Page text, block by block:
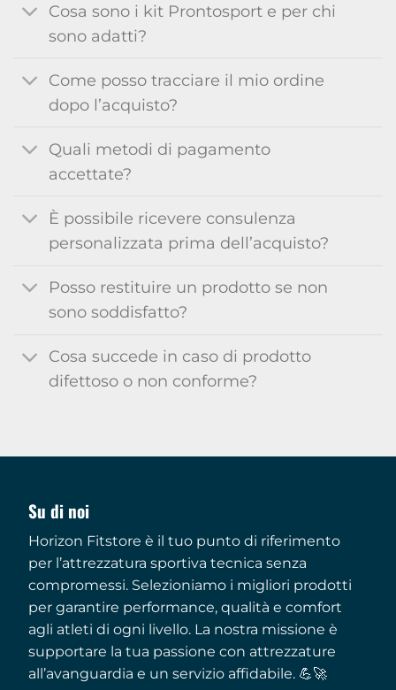
Cosa sono i kit Prontosport e per chi
sono adatti?
Come posso tracciare il mio ordine
dopo l’acquisto?
Quali metodi di pagamento
accettate?
È possibile ricevere consulenza
personalizzata prima dell’acquisto?
Posso restituire un prodotto se non
sono soddisfatto?
Cosa succede in caso di prodotto
difettoso o non conforme?
Su di noi
Horizon Fitstore è il tuo punto di riferimento
per l’attrezzatura sportiva tecnica senza
compromessi. Selezioniamo i migliori prodotti
per garantire performance, qualità e comfort
agli atleti di ogni livello. La nostra missione è
supportare la tua passione con attrezzature
all’avanguardia e un servizio affidabile. 💪🚀